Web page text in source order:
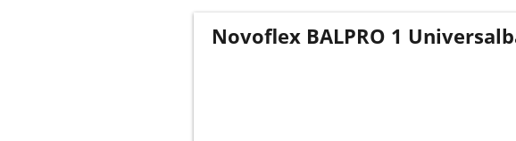
Novoflex BALPRO 1